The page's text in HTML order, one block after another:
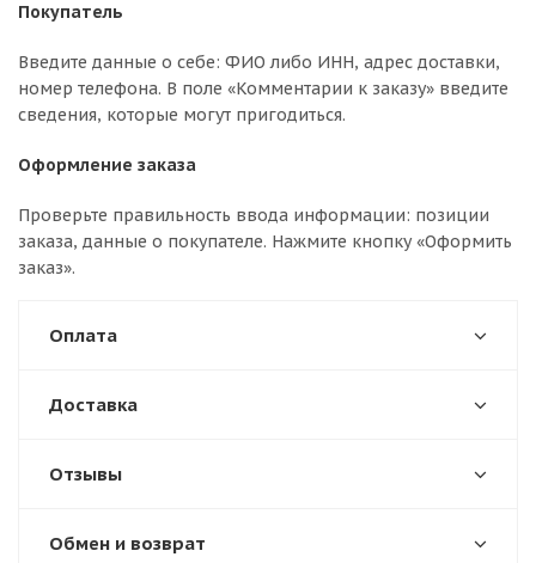
Покупатель
Введите данные о себе: ФИО либо ИНН, адрес доставки,
номер телефона. В поле «Комментарии к заказу» введите
сведения, которые могут пригодиться.
Оформление заказа
Проверьте правильность ввода информации: позиции
заказа, данные о покупателе. Нажмите кнопку «Оформить
заказ».
Оплата
Доставка
Отзывы
Обмен и возврат